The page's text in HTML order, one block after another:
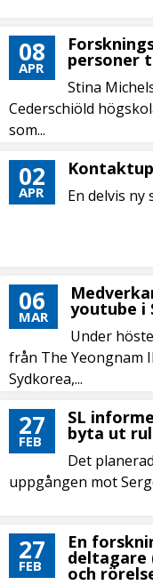
08
APR personer
Stina
Cederschiöld
som...
02
APR En delvis ny
06
MAR youtube i
Under
från The Yeongnam
Sydkorea,...
27
FEB
SL
byta ut
Det
uppgången mot
27
FEB
En
deltagare
och